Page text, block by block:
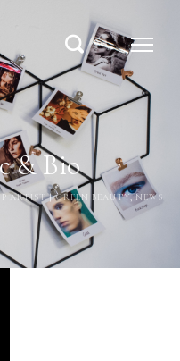
& Bio
ARTIST GREEN BEAUTY,NEWS